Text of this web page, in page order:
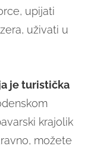
upijati
uživati u
je turistička
krajolik
možete